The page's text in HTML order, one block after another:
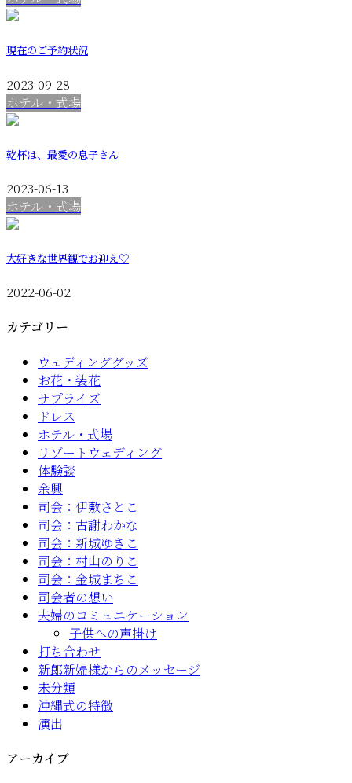
現在のご予約状況
2023-09-28
ホテル・式場
乾杯は、最愛の息子さん
2023-06-13
ホテル・式場
大好きな世界観でお迎え♡
2022-06-02
カテゴリー
ウェディンググッズ
お花・装花
サプライズ
ドレス
ホテル・式場
リゾートウェディング
体験談
余興
司会：伊敷さとこ
司会：古謝わかな
司会：新城ゆきこ
司会：村山のりこ
司会：金城まちこ
司会者の想い
夫婦のコミュニケーション
子供への声掛け
打ち合わせ
新郎新婦様からのメッセージ
未分類
沖縄式の特徴
演出
アーカイブ